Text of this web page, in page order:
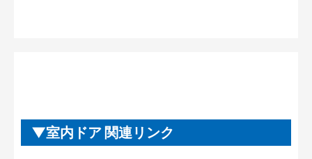
室内ドア 関連リンク